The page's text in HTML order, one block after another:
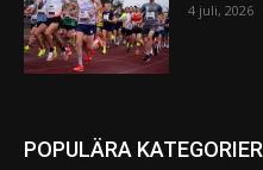
4 juli, 2026
POPULÄRA KATEGORIER